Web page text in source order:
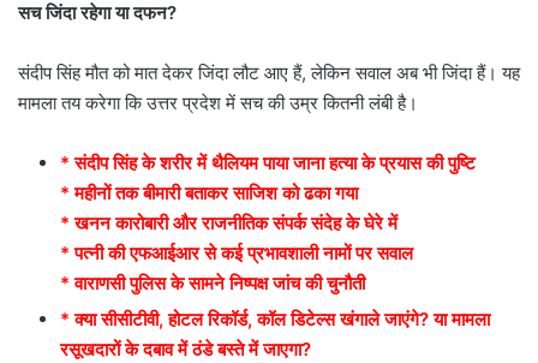
सच जिंदा रहेगा या दफन?
संदीप सिंह मौत को मात देकर जिंदा लौट आए हैं, लेकिन सवाल अब भी जिंदा हैं। यह
मामला तय करेगा कि उत्तर प्रदेश में सच की उम्र कितनी लंबी है।
* संदीप सिंह के शरीर में थैलियम पाया जाना हत्या के प्रयास की पुष्टि
* महीनों तक बीमारी बताकर साजिश को ढका गया
* खनन कारोबारी और राजनीतिक संपर्क संदेह के घेरे में
* पत्नी की एफआईआर से कई प्रभावशाली नामों पर सवाल
* वाराणसी पुलिस के सामने निष्पक्ष जांच की चुनौती
*क्या सीसीटीवी, होटल रिकॉर्ड, कॉल डिटेल्स खंगाले जाएंगे? या मामला
रसूखदारों के दबाव में ठंडे बस्ते में जाएगा?